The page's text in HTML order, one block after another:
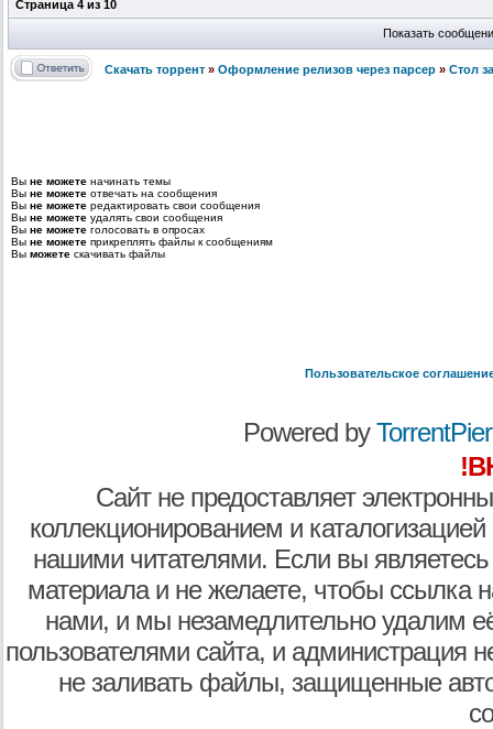
Страница 4 из 10
Показать
Скачать торрент » Оформление релизов через парсер » Стол
Вы не можете начинать темы
Вы не можете отвечать на сообщения
Вы не можете редактировать свои сообщения
Вы не можете удалять свои сообщения
Вы не можете голосовать в опросах
Вы не можете прикреплять файлы к сообщениям
Вы можете скачивать файлы
Пользовательское
Powered by
Сайт не предоставляет
коллекционированием и
нашими читателями. Если вы являетесь
материала и не желаете, чтобы ссылка
нами, и мы незамедлительно удалим
пользователями сайта, и администрация
не заливать файлы, защищенные